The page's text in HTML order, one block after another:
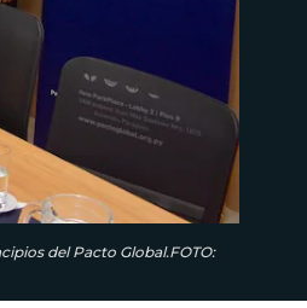
del Pacto Global.FOTO: